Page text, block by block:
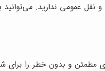
عمومی ندارید. می‌توانید
و بدون خطر را برای